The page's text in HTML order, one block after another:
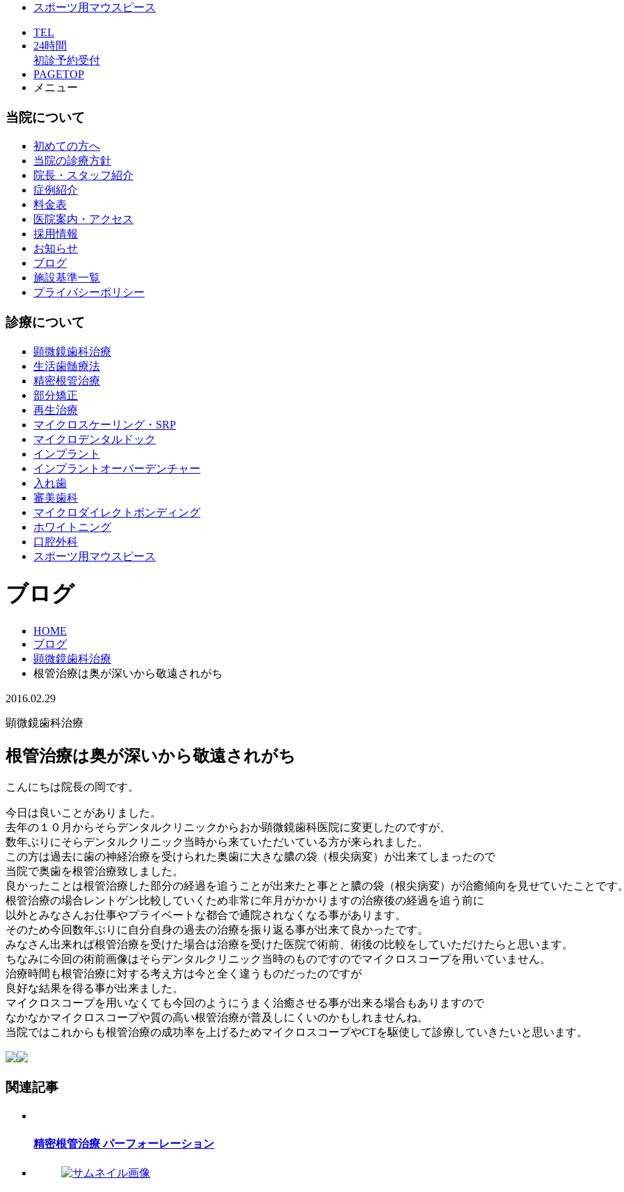
スポーツ用マウスピース
TEL
24時間
初診予約受付
PAGETOP
メニュー
当院について
初めての方へ
当院の診療方針
院長・スタッフ紹介
症例紹介
料金表
医院案内・アクセス
採用情報
お知らせ
ブログ
施設基準一覧
プライバシーポリシー
診療について
顕微鏡歯科治療
生活歯髄療法
精密根管治療
部分矯正
再生治療
マイクロスケーリング・SRP
マイクロデンタルドック
インプラント
インプラントオーバーデンチャー
入れ歯
審美歯科
マイクロダイレクトボンディング
ホワイトニング
口腔外科
スポーツ用マウスピース
ブログ
HOME
ブログ
顕微鏡歯科治療
根管治療は奥が深いから敬遠されがち
2016.02.29
顕微鏡歯科治療
根管治療は奥が深いから敬遠されがち
こんにちは院長の岡です。
今日は良いことがありました。
去年の１０月からそらデンタルクリニックからおか顕微鏡歯科医院に変更したのですが、
数年ぶりにそらデンタルクリニック当時から来ていただいている方が来られました。
この方は過去に歯の神経治療を受けられた奥歯に大きな膿の袋（根尖病変）が出来てしまったので
当院で奥歯を根管治療致しました。
良かったことは根管治療した部分の経過を追うことが出来たと事とと膿の袋（根尖病変）が治癒傾向を見せていたことです。
根管治療の場合レントゲン比較していくため非常に年月がかかりますの治療後の経過を追う前に
以外とみなさんお仕事やプライベートな都合で通院されなくなる事があります。
そのため今回数年ぶりに自分自身の過去の治療を振り返る事が出来て良かったです。
みなさん出来れば根管治療を受けた場合は治療を受けた医院で術前、術後の比較をしていただけたらと思います。
ちなみに今回の術前画像はそらデンタルクリニック当時のものですのでマイクロスコープを用いていません。
治療時間も根管治療に対する考え方は今と全く違うものだったのですが
良好な結果を得る事が出来ました。
マイクロスコープを用いなくても今回のようにうまく治癒させる事が出来る場合もありますので
なかなかマイクロスコープや質の高い根管治療が普及しにくいのかもしれませんね。
当院ではこれからも根管治療の成功率を上げるためマイクロスコープやCTを駆使して診療していきたいと思います。
関連記事
精密根管治療 パーフォーレーション